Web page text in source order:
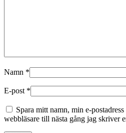
Namn *
E-post *
Spara mitt namn, min e-
webbläsare till nästa gång jag skriver